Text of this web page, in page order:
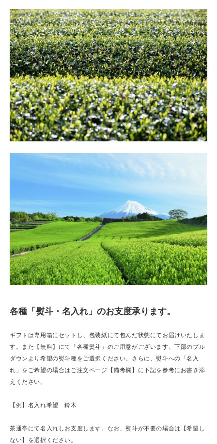
各種「熨斗・名入れ」のお支度承ります。
ギフトは専用箱にセットし、包装紙にて包んだ状態にてお届けいたしま
す。また【無料】にて「各種熨斗」のご用意がございます、下部のプル
ダウンより希望の熨斗種をご選択ください。さらに、熨斗への「名入
れ」をご希望の場合はご注文ページ【備考欄】に下記を参考にお書き添
えください。
【例】名入れ希望 鈴木
茶通亭にて名入れしお支度します。なお、熨斗が不要の場合は【希望し
ない】を選択ください。